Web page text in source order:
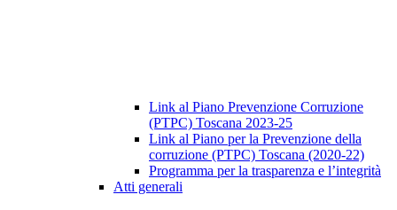
Link al Piano Prevenzione Corruzione
(PTPC) Toscana 2023-25
Link al Piano per la Prevenzione della
corruzione (PTPC) Toscana (2020-22)
Programma per la trasparenza e l’integrità
Atti generali